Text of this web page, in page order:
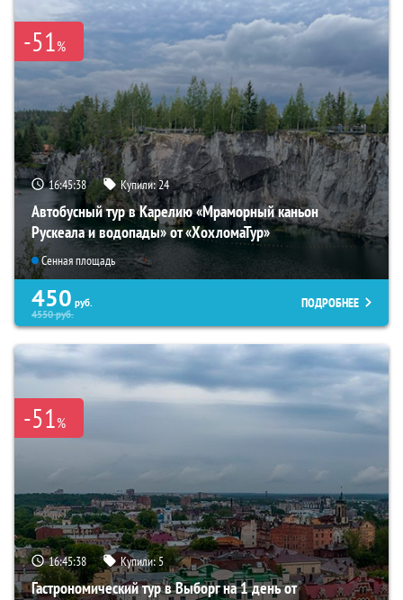
-51%
16:45:37 Купили:24
Автобусный тур в Карелию «Мраморный каньон
Рускеала и водопады» от «ХохломаТур»
Сенная площадь
450 руб.
4550руб.
ПОДРОБНЕЕ
-51%
16:45:37 Купили:5
Гастрономический тур в Выборг на 1 день от